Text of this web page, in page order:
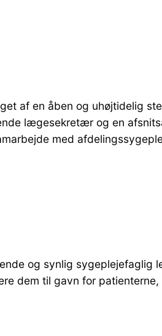
af en åben og uhøjtidelig
lægesekretær og en
med
og synlig sygeplejefaglig
dem til gavn for